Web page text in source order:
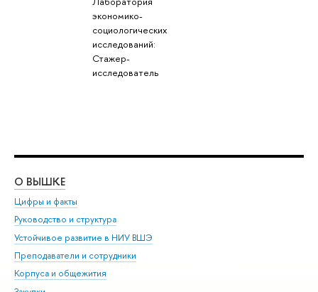
экономико-
социологических
исследований:
Стажер-
исследователь
О ВЫШКЕ
Цифры и факты
Руководство и структура
Устойчивое развитие в НИУ ВШЭ
Преподаватели и сотрудники
Корпуса и общежития